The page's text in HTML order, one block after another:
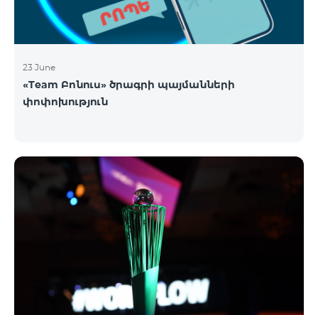
23 June
«Team Բոնուս» ծրագրի պայմանների
փոփոխություն